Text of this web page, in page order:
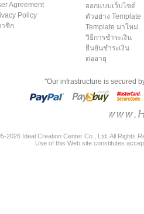
Agreement
Policy
าชิก
ออกแบบเว็บไซต์
ตัวอย่าง Template
Template มาใหม่
วิธีการชำระเงิน
ยืนยันชำระเงิน
ต่ออายุ
"Our infrastructure is secured
2026 Ideal Creation Center Co., Ltd. All Rights
Use of this Web site constitutes